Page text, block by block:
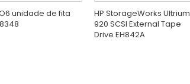
unidade de fita
HP StorageWorks Ultrium
920 SCSI External Tape
Drive EH842A